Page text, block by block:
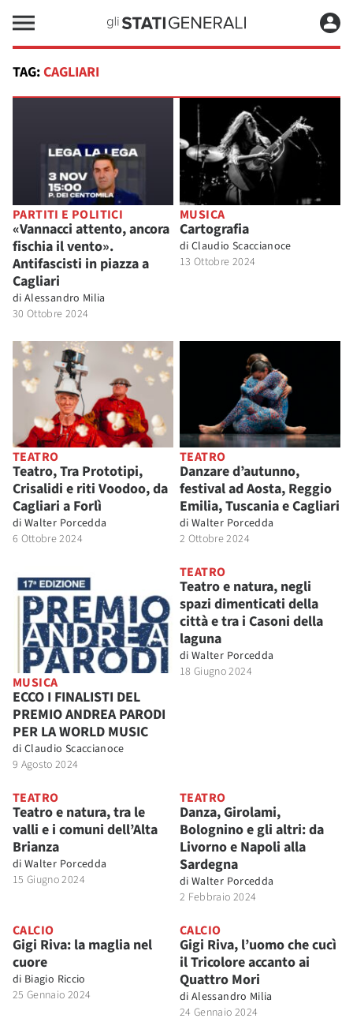
TAG:CAGLIARI
PARTITI E POLITICI
«Vannacci attento, ancora
fischia il vento».
Antifascisti in piazza a
Cagliari
di Alessandro Milia
30 Ottobre 2024
MUSICA
Cartografia
di Claudio Scaccianoce
13 Ottobre 2024
TEATRO
Teatro, Tra Prototipi,
Crisalidi e riti Voodoo, da
Cagliari a Forlì
di Walter Porcedda
6 Ottobre 2024
TEATRO
Danzare d’autunno,
festival ad Aosta, Reggio
Emilia, Tuscania e Cagliari
di Walter Porcedda
2 Ottobre 2024
MUSICA
ECCO I FINALISTI DEL
PREMIO ANDREA PARODI
PER LA WORLD MUSIC
di Claudio Scaccianoce
9 Agosto 2024
TEATRO
Teatro e natura, negli
spazi dimenticati della
città e tra i Casoni della
laguna
di Walter Porcedda
18 Giugno 2024
TEATRO
Teatro e natura, tra le
valli e i comuni dell’Alta
Brianza
di Walter Porcedda
15 Giugno 2024
TEATRO
Danza, Girolami,
Bolognino e gli altri: da
Livorno e Napoli alla
Sardegna
di Walter Porcedda
2 Febbraio 2024
CALCIO
Gigi Riva: la maglia nel
cuore
di Biagio Riccio
25 Gennaio 2024
CALCIO
Gigi Riva, l’uomo che cucì
il Tricolore accanto ai
Quattro Mori
di Alessandro Milia
24 Gennaio 2024